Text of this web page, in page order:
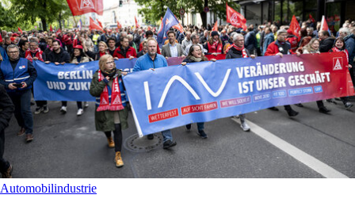
Automobilindustrie